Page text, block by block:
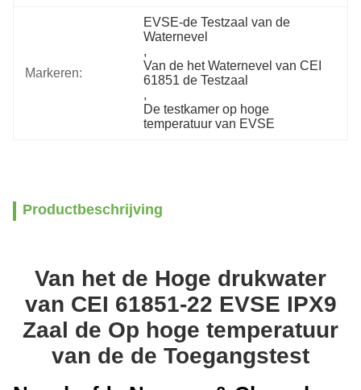
Markeren:
EVSE-de Testzaal van de
Waternevel
,
Van de het Waternevel van CEI
61851 de Testzaal
,
De testkamer op hoge
temperatuur van EVSE
Productbeschrijving
Van het de Hoge drukwater
van CEI 61851-22 EVSE IPX9
Zaal de Op hoge temperatuur
van de de Toegangstest